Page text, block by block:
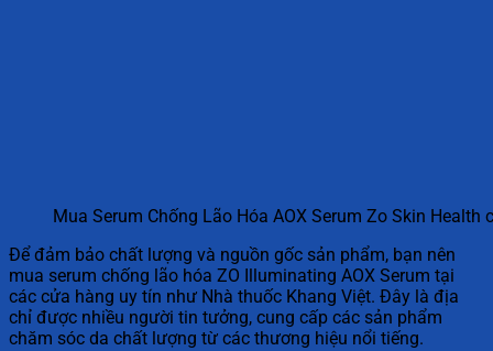
Mua Serum Chống Lão Hóa AOX Serum Zo Skin Health
Để đảm bảo chất lượng và nguồn gốc sản phẩm, bạn nên
mua serum chống lão hóa ZO Illuminating AOX Serum tại
các cửa hàng uy tín như Nhà thuốc Khang Việt. Đây là địa
chỉ được nhiều người tin tưởng, cung cấp các sản phẩm
chăm sóc da chất lượng từ các thương hiệu nổi tiếng.